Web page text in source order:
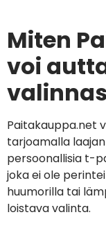
Miten
voi
Paitakauppa.net
tarjoamalla
persoonallisia t-
joka ei ole
huumorilla tai
loistava valinta.